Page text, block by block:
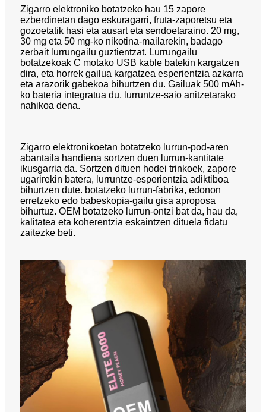
Zigarro elektroniko botatzeko hau 15 zapore
ezberdinetan dago eskuragarri, fruta-zaporetsu eta
gozoetatik hasi eta ausart eta sendoetaraino. 20 mg,
30 mg eta 50 mg-ko nikotina-mailarekin, badago
zerbait lurrungailu guztientzat. Lurrungailu
botatzekoak C motako USB kable batekin kargatzen
dira, eta horrek gailua kargatzea esperientzia azkarra
eta arazorik gabekoa bihurtzen du. Gailuak 500 mAh-
ko bateria integratua du, lurruntze-saio anitzetarako
nahikoa dena.
Zigarro elektronikoetan botatzeko lurrun-pod-aren
abantaila handiena sortzen duen lurrun-kantitate
ikusgarria da. Sortzen dituen hodei trinkoek, zapore
ugarirekin batera, lurruntze-esperientzia adiktiboa
bihurtzen dute. botatzeko lurrun-fabrika, edonon
erretzeko edo babeskopia-gailu gisa aproposa
bihurtuz. OEM botatzeko lurrun-ontzi bat da, hau da,
kalitatea eta koherentzia eskaintzen dituela fidatu
zaitezke beti.